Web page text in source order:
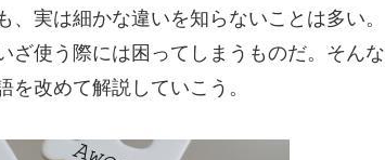
実は細かな違いを知らないことは多い。
ざ使う際には困ってしまうものだ。そんな
改めて解説していこう。